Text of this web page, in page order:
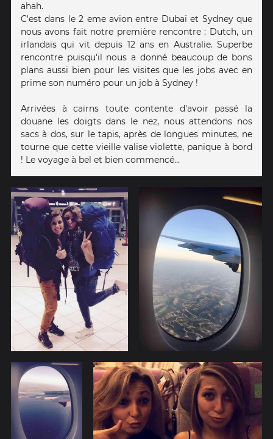
ahah.
C'est dans le 2 eme avion entre Dubaï et Sydney que
nous avons fait notre première rencontre : Dutch, un
irlandais qui vit depuis 12 ans en Australie. Superbe
rencontre puisqu'il nous a donné beaucoup de bons
plans aussi bien pour les visites que les jobs avec en
prime son numéro pour un job à Sydney !
Arrivées à cairns toute contente d'avoir passé la
douane les doigts dans le nez, nous attendons nos
sacs à dos, sur le tapis, après de longues minutes, ne
tourne que cette vieille valise violette, panique à bord
! Le voyage à bel et bien commencé...